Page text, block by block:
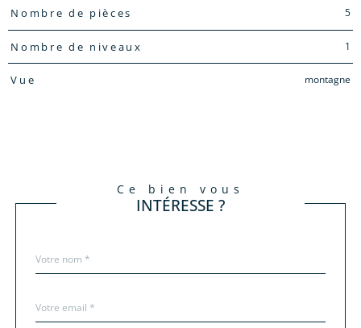
Nombre de pièces 5
Nombre de niveaux 1
Vue montagne
ce bien vous
INTÉRESSE ?
par
*
*